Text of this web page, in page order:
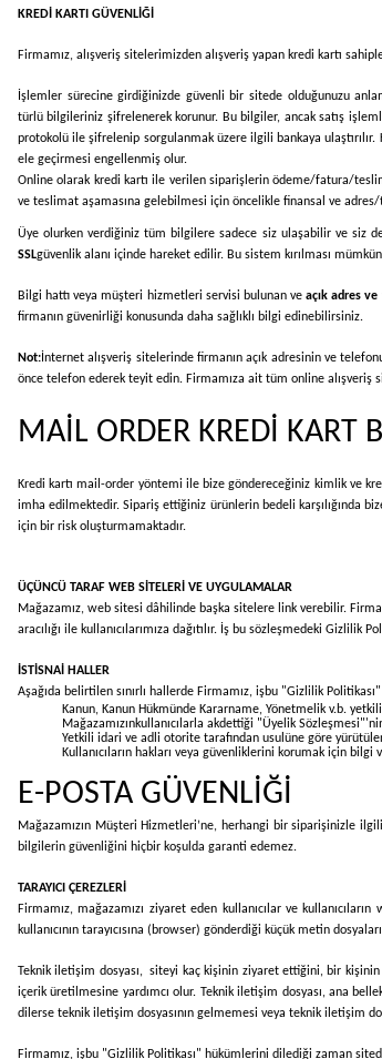
KREDİ KARTI GÜVENLİĞİ
Firmamız, alışveriş sitelerimizden alışveriş yapan kredi kartı
İşlemler sürecine girdiğinizde güvenli bir sitede olduğunuzu
türlü bilgileriniz şifrelenerek korunur. Bu bilgiler, ancak satış
protokolü ile şifrelenip sorgulanmak üzere ilgili bankaya
ele geçirmesi engellenmiş olur.
Online olarak kredi kartı ile verilen siparişlerin ödeme/fatura/
ve teslimat aşamasına gelebilmesi için öncelikle finansal ve
Üye olurken verdiğiniz tüm bilgilere sadece siz ulaşabilir ve siz
SSLgüvenlik alanı içinde hareket edilir. Bu sistem kırılması
Bilgi hattı veya müşteri hizmetleri servisi bulunan veaçık adres
firmanın güvenirliği konusunda daha sağlıklı bilgi edinebilirsiniz.
Not: İnternet alışveriş sitelerinde firmanın açık adresinin ve
önce telefon ederek teyit edin. Firmamıza ait tüm online
MAİL ORDER KREDİ KART
Kredi kartı mail-order yöntemi ile bize göndereceğiniz kimlik ve
imha edilmektedir. Sipariş ettiğiniz ürünlerin bedeli karşılığında
için bir risk oluşturmamaktadır.
ÜÇÜNCÜ TARAF WEB SİTELERİ VE UYGULAMALAR
Mağazamız, web sitesi dâhilinde başka sitelere link verebilir.
aracılığı ile kullanıcılarımıza dağıtılır. İş bu sözleşmedeki
İSTİSNAİ HALLER
Aşağıda belirtilen sınırlı hallerde Firmamız, işbu "Gizlilik
Kanun, Kanun Hükmünde Kararname, Yönetmelik v.b.
Mağazamızınkullanıcılarla akdettiği "Üyelik
Yetkili idari ve adli otorite tarafından usulüne göre
Kullanıcıların hakları veya güvenliklerini korumak için
E-POSTA GÜVENLİĞİ
Mağazamızın Müşteri Hizmetleri’ne, herhangi bir siparişinizle
bilgilerin güvenliğini hiçbir koşulda garanti edemez.
TARAYICI ÇEREZLERİ
Firmamız, mağazamızı ziyaret eden kullanıcılar ve
kullanıcının tarayıcısına (browser) gönderdiği küçük metin
Teknik iletişim dosyası, siteyi kaç kişinin ziyaret ettiğini, bir
içerik üretilmesine yardımcı olur. Teknik iletişim dosyası, ana
dilerse teknik iletişim dosyasının gelmemesi veya teknik iletişim
Firmamız, işbu "Gizlilik Politikası" hükümlerini dilediği zaman